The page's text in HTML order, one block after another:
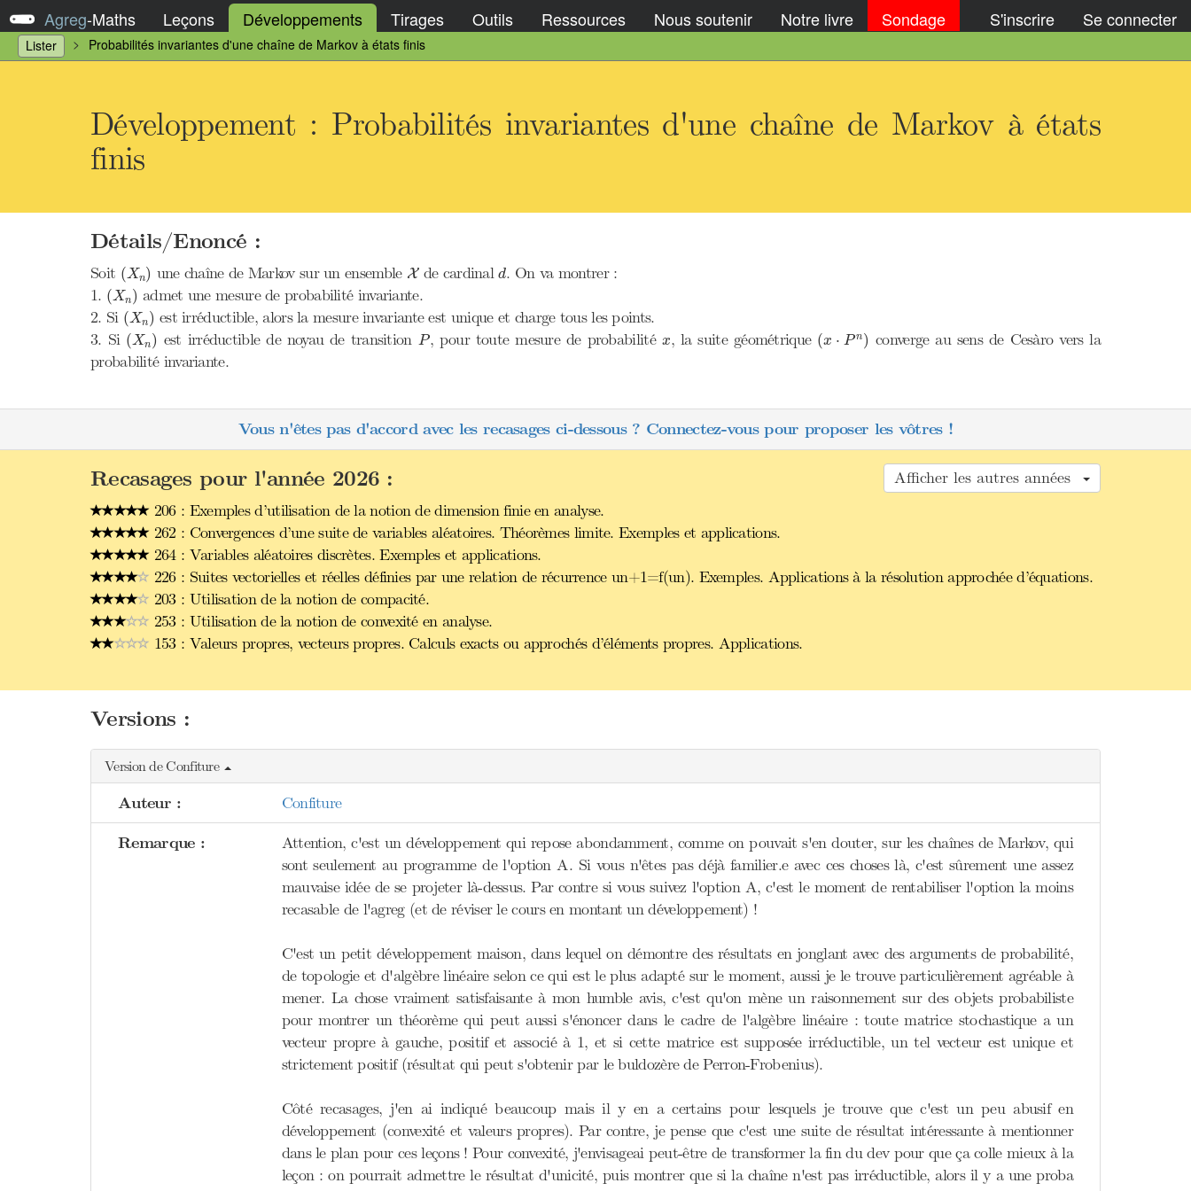
Agreg-Maths Leçons Développements Tirages Outils Ressources Nous soutenir Notre livre Sondage S'inscrire Se connecter
Lister Probabilités invariantes d'une chaîne de Markov à états finis
Développement : Probabilités invariantes d'une chaîne de Markov à états
finis
Détails/Enoncé :
Soit (Xn)
( Xn) une chaîne de Markov sur un ensemble X
Xde cardinald
d. On va montrer :
1. (Xn)
( Xn ) admet une mesure de probabilité invariante.
2. Si (Xn)
( Xn ) est irréductible, alors la mesure invariante est unique et charge tous les points.
3. Si (Xn)
( Xn) est irréductible de noyau de transition P
P, pour toute mesure de probabilité x
x, la suite géométrique (x ⋅ P n)
( Pn)
converge au sens de Cesàro vers la
probabilité invariante.
Vous n'êtes pas d'accord avec les recasages ci-dessous ? Connectez-vous pour proposer les vôtres !
Afficher les autres années
Recasages pour l'année 2026 :
206 : Exemples d’utilisation de la notion de dimension finie en analyse.
262 : Convergences d’une suite de variables aléatoires. Théorèmes limite. Exemples et applications.
264 : Variables aléatoires discrètes. Exemples et applications.
226 : Suites vectorielles et réelles définies par une relation de récurrence un+1=f(un). Exemples. Applications à la résolution approchée d’équations.
203 : Utilisation de la notion de compacité.
253 : Utilisation de la notion de convexité en analyse.
153 : Valeurs propres, vecteurs propres. Calculs exacts ou approchés d’éléments propres. Applications.
Versions :
Version de Confiture
Auteur : Confiture
Remarque :
Attention, c'est un développement qui repose abondamment, comme on pouvait s'en douter, sur les chaînes de Markov, qui
sont seulement au programme de l'option A. Si vous n'êtes pas déjà familier.e avec ces choses là, c'est sûrement une assez
mauvaise idée de se projeter là-dessus. Par contre si vous suivez l'option A, c'est le moment de rentabiliser l'option la moins
recasable de l'agreg (et de réviser le cours en montant un développement) !
C'est un petit développement maison, dans lequel on démontre des résultats en jonglant avec des arguments de probabilité,
de topologie et d'algèbre linéaire selon ce qui est le plus adapté sur le moment, aussi je le trouve particulièrement agréable à
mener. La chose vraiment satisfaisante à mon humble avis, c'est qu'on mène un raisonnement sur des objets probabiliste
pour montrer un théorème qui peut aussi s'énoncer dans le cadre de l'algèbre linéaire : toute matrice stochastique a un
vecteur propre à gauche, positif et associé à 1, et si cette matrice est supposée irréductible, un tel vecteur est unique et
strictement positif (résultat qui peut s'obtenir par le buldozère de Perron-Frobenius).
Côté recasages, j'en ai indiqué beaucoup mais il y en a certains pour lesquels je trouve que c'est un peu abusif en
développement (convexité et valeurs propres). Par contre, je pense que c'est une suite de résultat intéressante à mentionner
dans le plan pour ces leçons ! Pour convexité, j'envisageai peut-être de transformer la fin du dev pour que ça colle mieux à la
leçon : on pourrait admettre le résultat d'unicité, puis montrer que si la chaîne n'est pas irréductible, alors il y a une proba